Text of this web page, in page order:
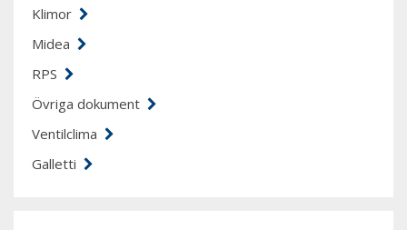
Klimor
Midea
RPS
Övriga dokument
Ventilclima
Galletti